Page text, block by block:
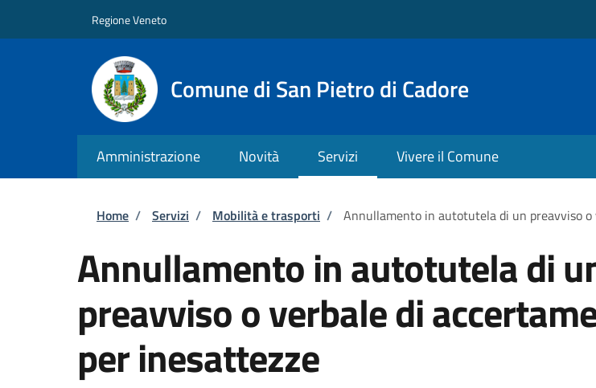
Regione Veneto
Comune di San Pietro di Cadore
Amministrazione Novità Servizi Vivere il Comune
Briciole di pane
Home / Servizi / Mobilità e trasporti / Annullamento in autotutela di un preavviso
Annullamento in autotutela di
preavviso o verbale di
per inesattezze